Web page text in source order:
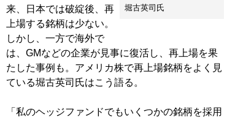
堀古英司氏
来、日本では破綻後、再
上場する銘柄は少ない。
しかし、一方で海外で
は、GMなどの企業が見事に復活し、再上場を果
たした事例も。アメリカ株で再上場銘柄をよく見
ている堀古英司氏はこう語る。
「私のヘッジファンドでもいくつかの銘柄を採用